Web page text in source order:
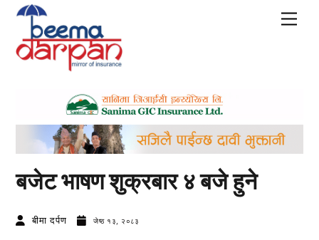
Skip
content
बजेट भाषण शुक्रबार ४ बजे हुने
बीमा दर्पण जेष्ठ १३, २०८३